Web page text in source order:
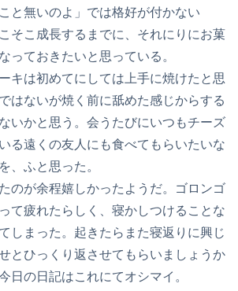
と無いのよ」では格好が付かない
こ成長するまでに、それにりにお菓
っておきたいと思っている。
キは初めてにしては上手に焼けたと思
はないが焼く前に舐めた感じからする
いかと思う。会うたびにいつもチーズ
る遠くの友人にも食べてもらいたいな
ふと思った。
のが余程嬉しかったようだ。ゴロンゴ
て疲れたらしく、寝かしつけることな
しまった。起きたらまた寝返りに興じ
とひっくり返させてもらいましょうか
の日記はこれにてオシマイ。